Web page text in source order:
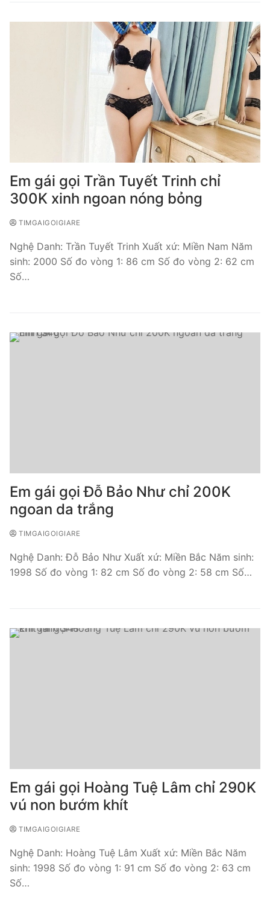
Em gái gọi Trần Tuyết Trinh chỉ
300K xinh ngoan nóng bỏng
TIMGAIGOIGIARE
Nghệ Danh: Trần Tuyết Trinh Xuất xứ: Miền Nam Năm
sinh: 2000 Số đo vòng 1: 86 cm Số đo vòng 2: 62 cm
Số…
Em gái gọi Đỗ Bảo Như chỉ 200K
ngoan da trắng
TIMGAIGOIGIARE
Nghệ Danh: Đỗ Bảo Như Xuất xứ: Miền Bắc Năm sinh:
1998 Số đo vòng 1: 82 cm Số đo vòng 2: 58 cm Số…
Em gái gọi Hoàng Tuệ Lâm chỉ 290K
vú non bướm khít
TIMGAIGOIGIARE
Nghệ Danh: Hoàng Tuệ Lâm Xuất xứ: Miền Bắc Năm
sinh: 1998 Số đo vòng 1: 91 cm Số đo vòng 2: 63 cm
Số…